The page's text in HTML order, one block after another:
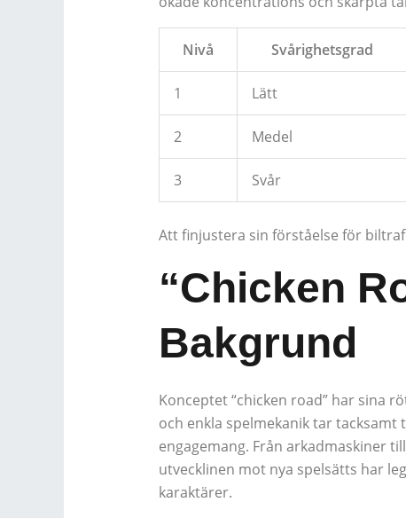
Nivå Svårighetsgrad
1 Lätt
2 Medel
3 Svår
Att finjustera sin förståelse för
“Chicken
Bakgrund
Konceptet “chicken road” har sina
och enkla spelmekanik tar
engagemang. Från arkadmaskiner
utvecklinen mot nya spelsätts har
karaktärer.